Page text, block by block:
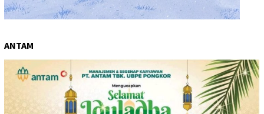
ANTAM